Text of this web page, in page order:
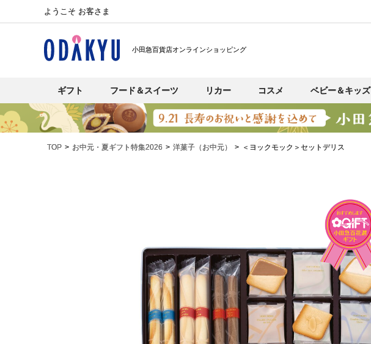
ようこそ お客さま
小田急百貨店オンラインショッピング
ギフト フード＆スイーツ リカー コスメ ベビー＆キッズ
TOP お中元・夏ギフト特集2026 洋菓子（お中元） ＜ヨックモック＞セットデリス